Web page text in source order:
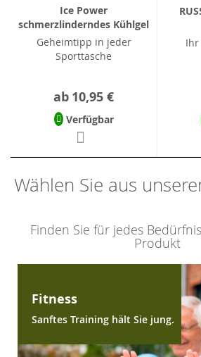
Ice Power
schmerzlinderndes Kühlgel
Geheimtipp in jeder
Sporttasche
ab 10,95 €
Verfügbar
Ihr
Wählen Sie aus
Finden Sie für jedes
Produkt
Fitness
Sanftes Training hält Sie jung.